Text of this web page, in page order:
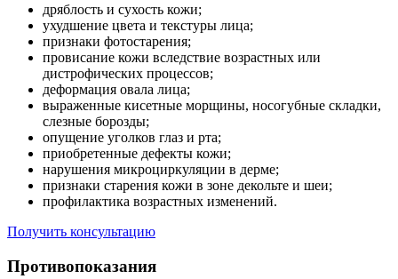
дряблость и сухость кожи;
ухудшение цвета и текстуры лица;
признаки фотостарения;
провисание кожи вследствие возрастных или
дистрофических процессов;
деформация овала лица;
выраженные кисетные морщины, носогубные складки,
слезные борозды;
опущение уголков глаз и рта;
приобретенные дефекты кожи;
нарушения микроциркуляции в дерме;
признаки старения кожи в зоне декольте и шеи;
профилактика возрастных изменений.
Получить консультацию
Противопоказания